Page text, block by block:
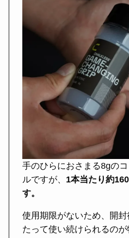
手のひらにおさまる8gの
ルですが、 1本当たり約
す。
使用期限がないため、開
たって使い続けられるのが